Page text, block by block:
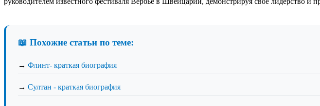
📖 Похожие статьи по теме:
→ Флинт- краткая биография
→ Султан - краткая биография